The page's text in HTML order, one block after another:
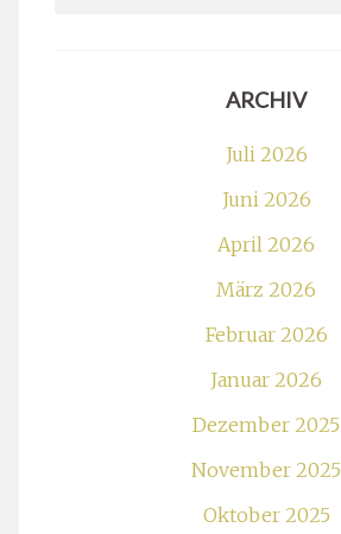
ARCHIV
Juli 2026
Juni 2026
April 2026
März 2026
Februar 2026
Januar 2026
Dezember 2025
November 2025
Oktober 2025